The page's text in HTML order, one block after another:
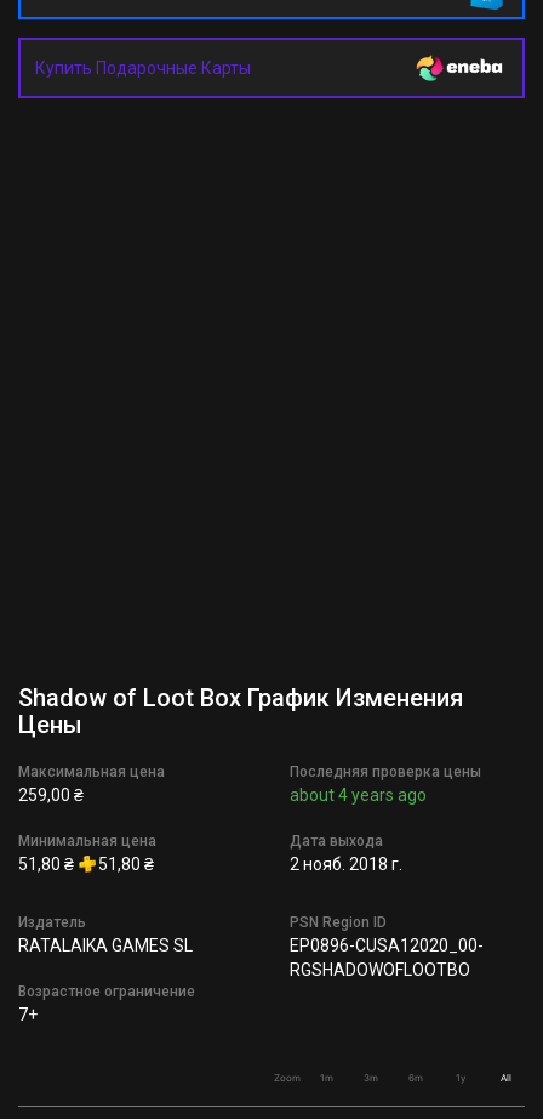
Купить Подарочные Карты
Shadow of Loot Box График Изменения
Цены
Максимальная цена
259,00 ₴
Минимальная цена
51,80 ₴ 51,80 ₴
Последняя проверка цены
about 4 years ago
Дата выхода
2 нояб. 2018 г.
Издатель
RATALAIKA GAMES SL
Возрастное ограничение
7+
PSN Region ID
EP0896-CUSA12020_00-
RGSHADOWOFLOOTBO
Zoom 1m 3m 6m 1y All